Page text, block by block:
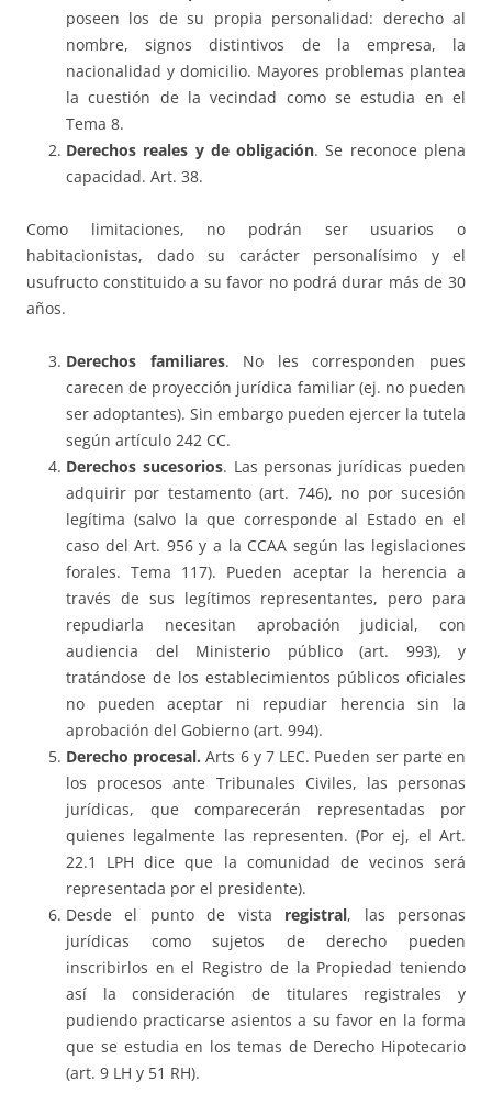
poseen los de su propia personalidad: derecho al
nombre, signos distintivos de la empresa, la
nacionalidad y domicilio. Mayores problemas plantea
la cuestión de la vecindad como se estudia en el
Tema 8.
Derechos reales y de obligación. Se reconoce plena
capacidad. Art. 38.
Como limitaciones, no podrán ser usuarios o
habitacionistas, dado su carácter personalísimo y el
usufructo constituido a su favor no podrá durar más de 30
años.
Derechos familiares. No les corresponden pues
carecen de proyección jurídica familiar (ej. no pueden
ser adoptantes). Sin embargo pueden ejercer la tutela
según artículo 242 CC.
Derechos sucesorios. Las personas jurídicas pueden
adquirir por testamento (art. 746), no por sucesión
legítima (salvo la que corresponde al Estado en el
caso del Art. 956 y a la CCAA según las legislaciones
forales. Tema 117). Pueden aceptar la herencia a
través de sus legítimos representantes, pero para
repudiarla necesitan aprobación judicial, con
audiencia del Ministerio público (art. 993), y
tratándose de los establecimientos públicos oficiales
no pueden aceptar ni repudiar herencia sin la
aprobación del Gobierno (art. 994).
Derecho procesal. Arts 6 y 7 LEC. Pueden ser parte en
los procesos ante Tribunales Civiles, las personas
jurídicas, que comparecerán representadas por
quienes legalmente las representen. (Por ej, el Art.
22.1 LPH dice que la comunidad de vecinos será
representada por el presidente).
Desde el punto de vista registral, las personas
jurídicas como sujetos de derecho pueden
inscribirlos en el Registro de la Propiedad teniendo
así la consideración de titulares registrales y
pudiendo practicarse asientos a su favor en la forma
que se estudia en los temas de Derecho Hipotecario
(art. 9 LH y 51 RH).